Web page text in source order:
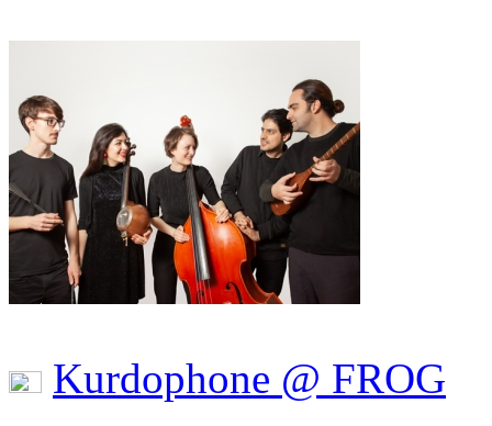
Kurdophone @ FROG